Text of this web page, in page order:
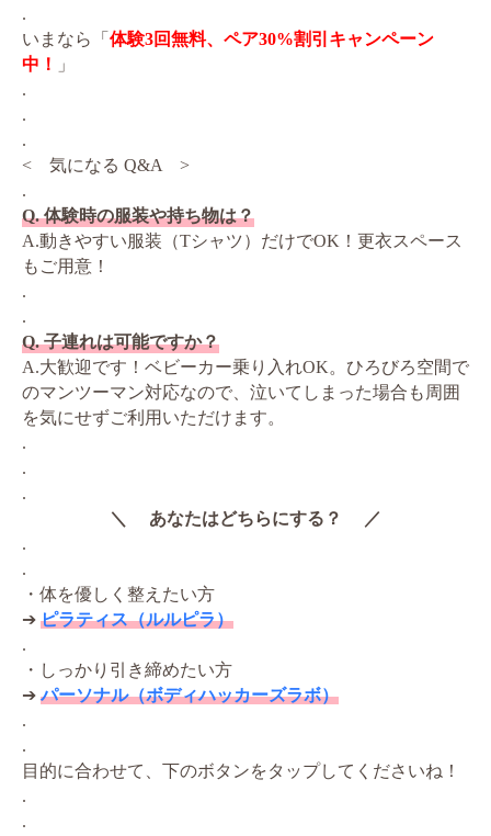
.
いまなら「 体験3回無料、ペア30%割引キャンペーン
中！
」
.
.
.
< 気になる Q&A >
.
Q. 体験時の服装や持ち物は？
A.動きやすい服装（Tシャツ）だけでOK！更衣スペース
もご用意！
.
.
Q. 子連れは可能ですか？
A.大歓迎です！ベビーカー乗り入れOK。ひろびろ空間で
のマンツーマン対応なので、泣いてしまった場合も周囲
を気にせずご利用いただけます。
.
.
.
＼ あなたはどちらにする？ ／
.
.
・体を優しく整えたい方
➔ ピラティス（ルルピラ）
.
・しっかり引き締めたい方
➔パーソナル（ボディハッカーズラボ）
.
.
目的に合わせて、下のボタンをタップしてくださいね！
.
.